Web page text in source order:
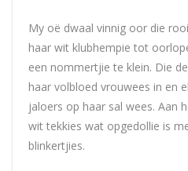
My oë dwaal vinnig oor die
haar wit klubhempie tot
een nommertjie te klein. Die
haar volbloed vrouwees in en
jaloers op haar sal wees. Aan
wit tekkies wat opgedollie is
blinkertjies.